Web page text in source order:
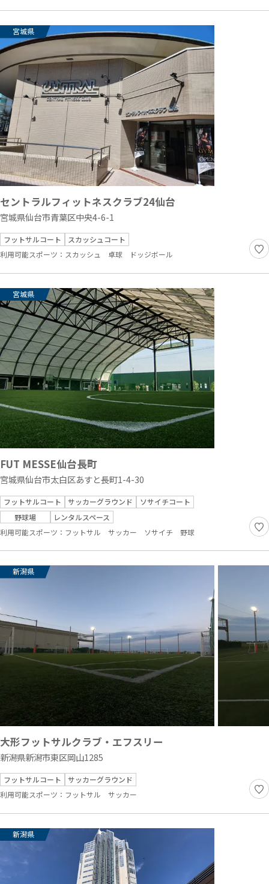
宮城県
セントラルフィットネスクラブ24仙台
宮城県仙台市青葉区中央4-6-1
フットサルコート
スカッシュコート
利用可能スポーツ： スカッシュ 卓球 ドッジボール
宮城県
FUT MESSE仙台長町
宮城県仙台市太白区あすと長町1-4-30
フットサルコート サッカーグラウンド
ソサイチコート
野球場
レンタルスペース
利用可能スポーツ： フットサル サッカー ソサイチ 野球
新潟県
大形フットサルクラブ・エフスリー
新潟県新潟市東区岡山1285
フットサルコート
サッカーグラウンド
利用可能スポーツ： フットサル サッカー
新潟県